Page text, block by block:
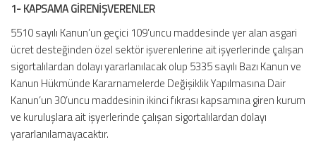
1- KAPSAMA GİRENİŞVERENLER
5510 sayılı Kanun’un geçici 109’uncu maddesinde yer alan asgari
ücret desteğinden özel sektör işverenlerine ait işyerlerinde çalışan
sigortalılardan dolayı yararlanılacak olup 5335 sayılı Bazı Kanun ve
Kanun Hükmünde Kararnamelerde Değişiklik Yapılmasına Dair
Kanun’un 30’uncu maddesinin ikinci fıkrası kapsamına giren kurum
ve kuruluşlara ait işyerlerinde çalışan sigortalılardan dolayı
yararlanılamayacaktır.